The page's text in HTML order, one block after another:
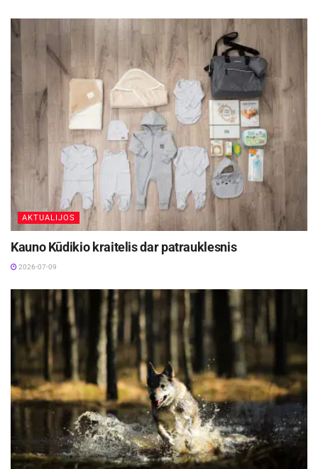
žinoma, jums atsivers ypač plačios karjeros
galimybės. Na, o pabaigai belieka tik pridurti,
kad, jei šiuo metu mokotės mokykloje ir jums
aktualios korepetitoriaus paslaugos, tai daugiau
apie tai galite sužinotimatematika 10 klasė .
AKTUALIJOS
Kauno Kūdikio kraitelis dar patrauklesnis
2026-07-09